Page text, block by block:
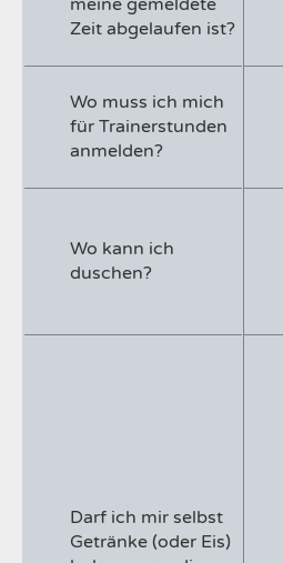
meine gemeldete
Zeit abgelaufen ist?
Wo muss ich mich
für Trainerstunden
anmelden?
Wo kann ich
duschen?
Darf ich mir selbst
Getränke (oder Eis)